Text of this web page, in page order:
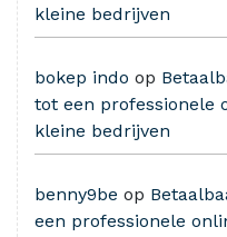
kleine bedrijven
bokep indo op
tot een professionele
kleine bedrijven
benny9be op
een professionele